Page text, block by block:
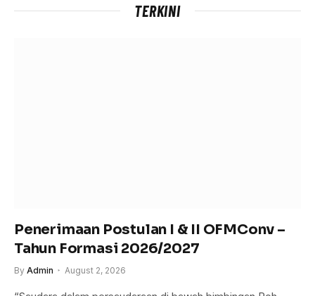
TERKINI
Penerimaan Postulan I & II OFMConv –
Tahun Formasi 2026/2027
By Admin August 2, 2026